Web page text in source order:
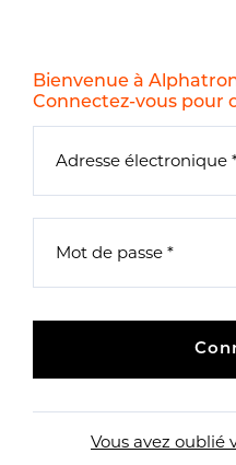
Bienvenue à
Connectez-vous pour
Vous avez oublié